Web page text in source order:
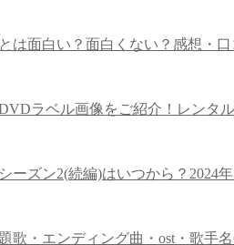
は面白い？面白くない？感想・
ラベル画像をご紹介！レンタ
ーズン2(続編)はいつから？2024
歌・エンディング曲・ost・歌手